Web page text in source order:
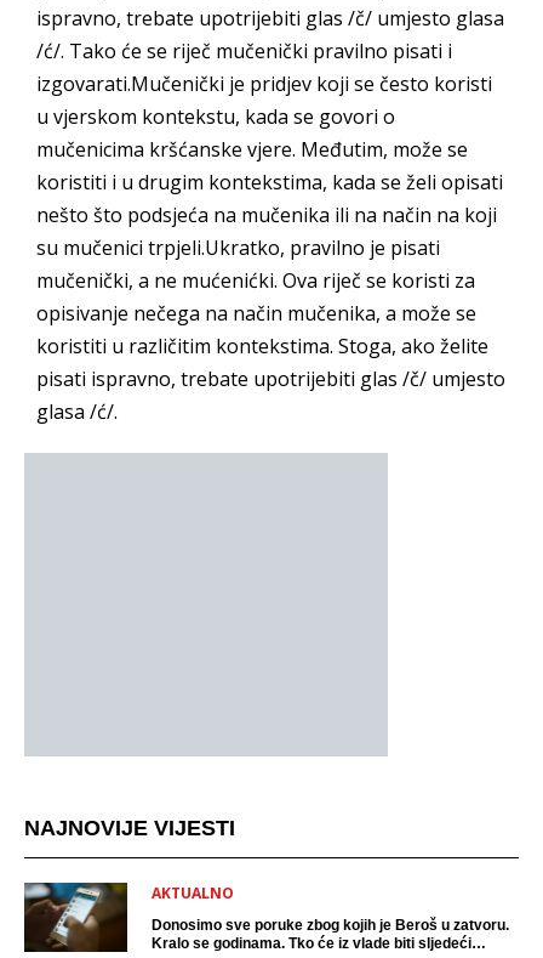
ispravno, trebate upotrijebiti glas /č/ umjesto glasa
/ć/. Tako će se riječ mučenički pravilno pisati i
izgovarati.Mučenički je pridjev koji se često koristi
u vjerskom kontekstu, kada se govori o
mučenicima kršćanske vjere. Međutim, može se
koristiti i u drugim kontekstima, kada se želi opisati
nešto što podsjeća na mučenika ili na način na koji
su mučenici trpjeli.Ukratko, pravilno je pisati
mučenički, a ne mućenićki. Ova riječ se koristi za
opisivanje nečega na način mučenika, a može se
koristiti u različitim kontekstima. Stoga, ako želite
pisati ispravno, trebate upotrijebiti glas /č/ umjesto
glasa /ć/.
NAJNOVIJE VIJESTI
AKTUALNO
Donosimo sve poruke zbog kojih je Beroš u zatvoru.
Kralo se godinama. Tko će iz vlade biti sljedeći